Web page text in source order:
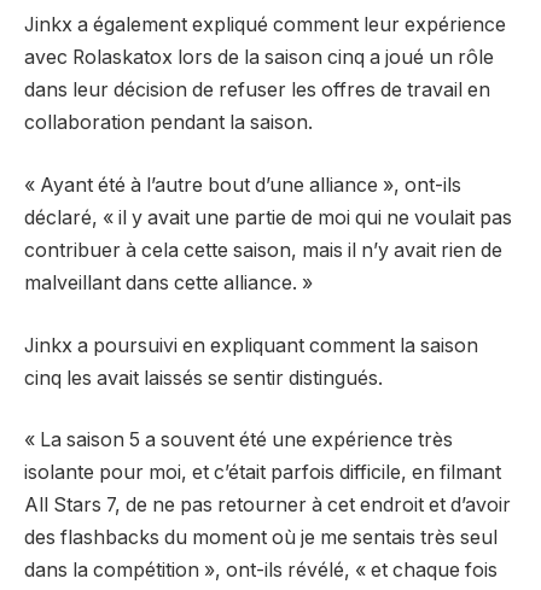
Jinkx a également expliqué comment leur expérience
avec Rolaskatox lors de la saison cinq a joué un rôle
dans leur décision de refuser les offres de travail en
collaboration pendant la saison.
« Ayant été à l’autre bout d’une alliance », ont-ils
déclaré, « il y avait une partie de moi qui ne voulait pas
contribuer à cela cette saison, mais il n’y avait rien de
malveillant dans cette alliance. »
Jinkx a poursuivi en expliquant comment la saison
cinq les avait laissés se sentir distingués.
« La saison 5 a souvent été une expérience très
isolante pour moi, et c’était parfois difficile, en filmant
All Stars 7, de ne pas retourner à cet endroit et d’avoir
des flashbacks du moment où je me sentais très seul
dans la compétition », ont-ils révélé, « et chaque fois